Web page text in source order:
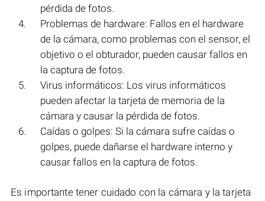
pérdida de fotos.
Problemas de hardware: Fallos en el hardware
de la cámara, como problemas con el sensor, el
objetivo o el obturador, pueden causar fallos en
la captura de fotos.
Virus informáticos: Los virus informáticos
pueden afectar la tarjeta de memoria de la
cámara y causar la pérdida de fotos.
Caídas o golpes: Si la cámara sufre caídas o
golpes, puede dañarse el hardware interno y
causar fallos en la captura de fotos.
Es importante tener cuidado con la cámara y la tarjeta